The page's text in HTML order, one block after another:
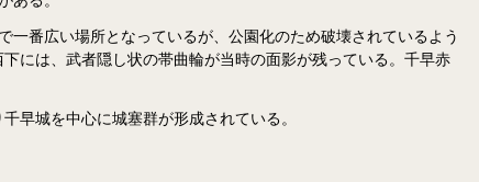
番広い場所となっているが、公園化のため破壊されているよう
には、武者隠し状の帯曲輪が当時の面影が残っている。千早赤
早城を中心に城塞群が形成されている。